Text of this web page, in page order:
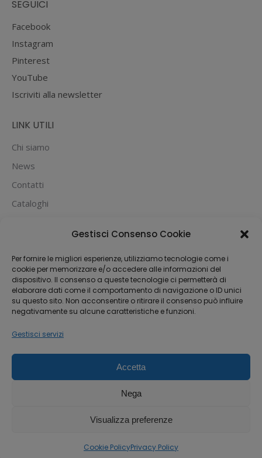
Gestisci Consenso Cookie
Per fornire le migliori esperienze, utilizziamo tecnologie come i
cookie per memorizzare e/o accedere alle informazioni del
dispositivo. Il consenso a queste tecnologie ci permetterà di
elaborare dati come il comportamento di navigazione o ID unici
su questo sito. Non acconsentire o ritirare il consenso può influire
negativamente su alcune caratteristiche e funzioni.
Gestisci servizi
Accetta
Nega
Visualizza preferenze
Cookie PolicyPrivacy Policy
SEGUICI
Facebook
Instagram
Pinterest
YouTube
Iscriviti alla newsletter
LINK UTILI
Chi siamo
News
Contatti
Cataloghi
PUOI PAGARE CON:
Dream-Theme — trulypremium WordPress
themes
Michael House S.R.L.S
P.IVA 12842370962
Privacy Policy-Cookie Policy